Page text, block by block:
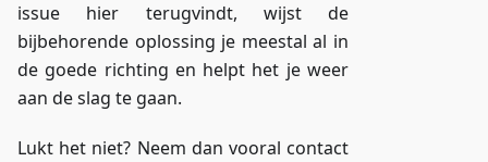
issue hier terugvindt, wijst de
bijbehorende oplossing je meestal al in
de goede richting en helpt het je weer
aan de slag te gaan.
Lukt het niet? Neem dan vooral contact